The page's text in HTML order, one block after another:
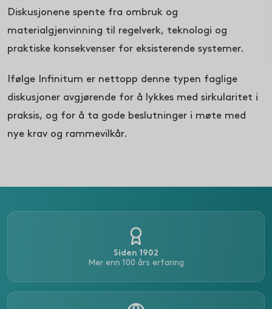
Diskusjonene spente fra ombruk og
materialgjenvinning til regelverk, teknologi og
praktiske konsekvenser for eksisterende systemer.
Ifølge Infinitum er nettopp denne typen faglige
diskusjoner avgjørende for å lykkes med sirkularitet i
praksis, og for å ta gode beslutninger i møte med
nye krav og rammevilkår.
Siden 1902
Mer enn 100 års erfaring